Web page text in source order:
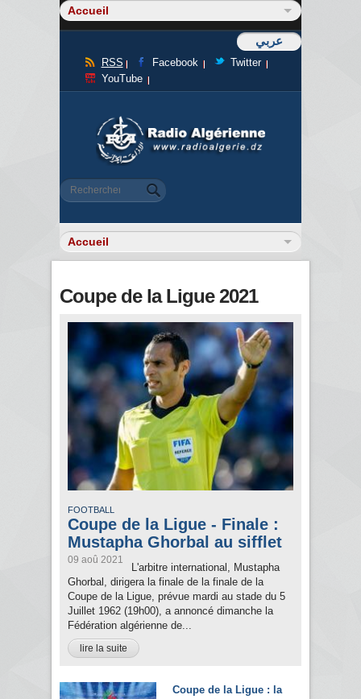
عربي
RSS Facebook
Twitter
YouTube
Formulaire de recherche
Rechercher
Coupe de la Ligue 2021
FOOTBALL
Coupe de la Ligue - Finale :
Mustapha Ghorbal au sifflet
09 aoû 2021
L'arbitre international, Mustapha
Ghorbal, dirigera la finale de la finale de la
Coupe de la Ligue, prévue mardi au stade du 5
Juillet 1962 (19h00), a annoncé dimanche la
Fédération algérienne de...
lire la suite
Coupe de la Ligue : la